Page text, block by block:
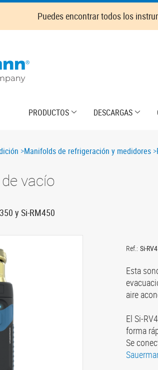
Puedes encontrar todos los
PRODUCTOS DESCARGAS
Manifolds de refrigeración y medidores
vacío
y Si-RM450
Ref.: Si-RV4
Esta
aire
El Si-
forma
Se